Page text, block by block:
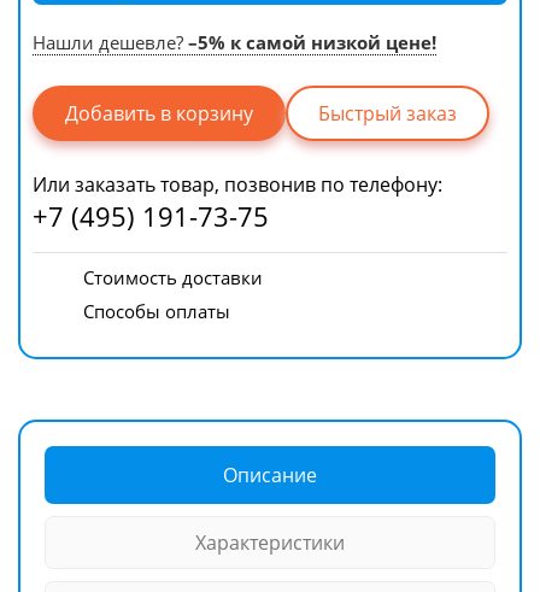
Нашли дешевле? –5% к самой низкой цене!
Быстрый заказ
Или заказать товар, позвонив по телефону:
+7 (495) 191-73-75
Стоимость доставки
Способы оплаты
Описание
Характеристики